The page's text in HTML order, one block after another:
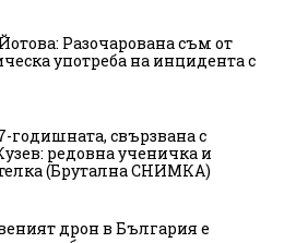
Разочарована съм от
употреба на инцидента с
годишната, свързвана с
редовна ученичка и
(Брутална СНИМКА)
дрон в България е